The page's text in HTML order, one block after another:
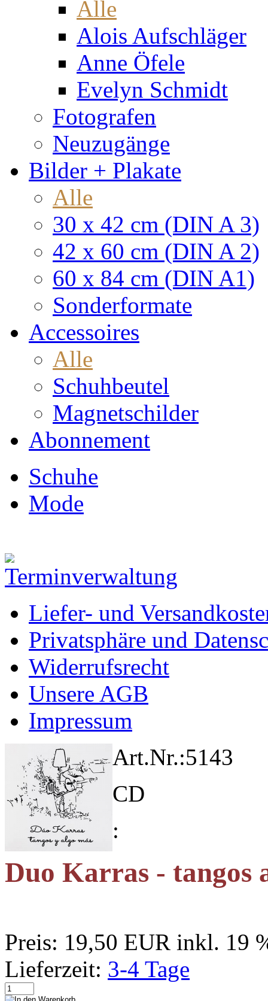
Alle
Alois Aufschläger
Anne Öfele
Evelyn Schmidt
Fotografen
Neuzugänge
Bilder + Plakate
Alle
30 x 42 cm (DIN A 3)
42 x 60 cm (DIN A 2)
60 x 84 cm (DIN A1)
Sonderformate
Accessoires
Alle
Schuhbeutel
Magnetschilder
Abonnement
Schuhe
Mode
Liefer- und
Privatsphäre und
Widerrufsrecht
Unsere AGB
Impressum
Art.Nr.:5143
CD
:
Duo Karras - tangos
Preis: 19,50 EUR inkl. 19
Lieferzeit: 3-4 Tage